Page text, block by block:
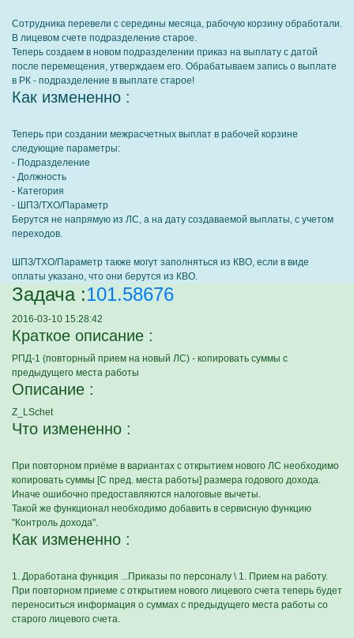
Сотрудника перевели с середины месяца, рабочую корзину обработали.
В лицевом счете подразделение старое.
Теперь создаем в новом подразделении приказ на выплату с датой
после перемещения, утверждаем его. Обрабатываем запись о выплате
в РК - подразделение в выплате старое!
Как измененно :
Теперь при создании межрасчетных выплат в рабочей корзине
следующие параметры:
- Подразделение
- Должность
- Категория
- ШПЗ/ТХО/Параметр
Берутся не напрямую из ЛС, а на дату создаваемой выплаты, с учетом
переходов.
ШПЗ/ТХО/Параметр также могут заполняться из КВО, если в виде
оплаты указано, что они берутся из КВО.
Задача :101.58676
2016-03-10 15:28:42
Краткое описание :
РПД-1 (повторный прием на новый ЛС) - копировать суммы с
предыдущего места работы
Описание :
Z_LSchet
Что измененно :
При повторном приёме в вариантах с открытием нового ЛС необходимо
копировать суммы [С пред. места работы] размера годового дохода.
Иначе ошибочно предоставляются налоговые вычеты.
Такой же функционал необходимо добавить в сервисную функцию
"Контроль дохода".
Как измененно :
1. Доработана функция ...Приказы по персоналу \ 1. Прием на работу.
При повторном приеме с открытием нового лицевого счета теперь будет
переноситься информация о суммах с предыдущего места работы со
старого лицевого счета.